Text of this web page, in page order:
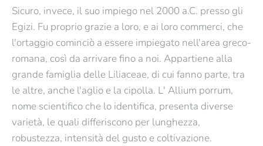
prodotto
Scopri di più
Quantità
Scopri di più
Porro Gigante de
Porro Winter Giant 2
€81,40
Sicuro, invece, il suo impiego nel 2000 a.C. presso gli
Egizi. Fu proprio grazie a loro, e ai loro commerci, che
l'ortaggio cominciò a essere impiegato nell'area greco-
romana, così da arrivare fino a noi. Appartiene alla
grande famiglia delle Liliaceae, di cui fanno parte, tra
le altre, anche l'aglio e la cipolla. L' Allium porrum,
nome scientifico che lo identifica, presenta diverse
varietà, le quali differiscono per lunghezza,
robustezza, intensità del gusto e coltivazione.